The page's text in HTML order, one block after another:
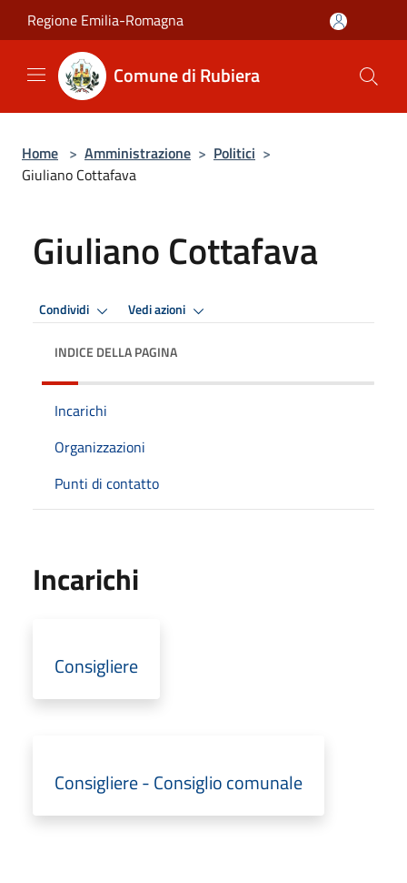
Salta al contenuto principale
Regione Emilia-Romagna
Comune di Rubiera
Home > Amministrazione > Politici >
Giuliano Cottafava
Giuliano Cottafava
Condividi Vedi azioni
INDICE DELLA PAGINA
Incarichi
Organizzazioni
Punti di contatto
Incarichi
Consigliere
Consigliere - Consiglio comunale